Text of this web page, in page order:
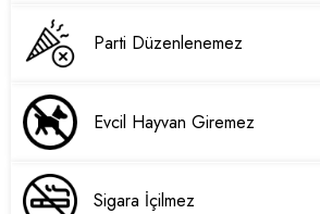
Parti Düzenlenemez
Evcil Hayvan Giremez
Sigara İçilmez